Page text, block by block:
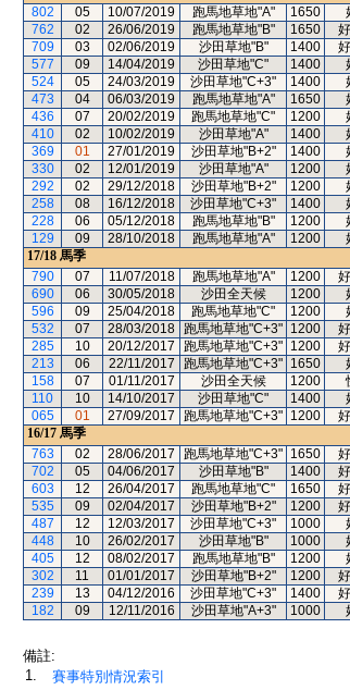
802
05 10/07/2019 跑馬地草地"A" 1650
762
02 26/06/2019 跑馬地草地"B" 1650
709
03 02/06/2019 沙田草地"B" 1400
577
09 14/04/2019 沙田草地"C" 1400
524
05 24/03/2019 沙田草地"C+3" 1400
473
04 06/03/2019 跑馬地草地"A" 1650
436
07 20/02/2019 跑馬地草地"C" 1200
410
02 10/02/2019 沙田草地"A" 1400
369
01 27/01/2019 沙田草地"B+2" 1400
330
02 12/01/2019 沙田草地"A" 1200
292
02 29/12/2018 沙田草地"B+2" 1200
258
08 16/12/2018 沙田草地"C+3" 1400
228
06 05/12/2018 跑馬地草地"B" 1200
129
09 28/10/2018 跑馬地草地"A" 1200
17/18 馬季
790
07 11/07/2018 跑馬地草地"A" 1200
690
06 30/05/2018 沙田全天候 1200
596
09 25/04/2018 跑馬地草地"C" 1200
532
07 28/03/2018 跑馬地草地"C+3" 1200
285
10 20/12/2017 跑馬地草地"C+3" 1200
213
06 22/11/2017 跑馬地草地"C+3" 1650
158
07 01/11/2017 沙田全天候 1200
110
10 14/10/2017 沙田草地"C" 1400
065
01 27/09/2017 跑馬地草地"C+3" 1200
16/17 馬季
763
02 28/06/2017 跑馬地草地"C+3" 1650
702
05 04/06/2017 沙田草地"B" 1400
603
12 26/04/2017 跑馬地草地"C" 1650
535
09 02/04/2017 沙田草地"B+2" 1200
487
12 12/03/2017 沙田草地"C+3" 1000
448
10 26/02/2017 沙田草地"B" 1000
405
12 08/02/2017 跑馬地草地"B" 1200
302
11 01/01/2017 沙田草地"B+2" 1200
239
13 04/12/2016 沙田草地"C+3" 1400
182
09 12/11/2016 沙田草地"A+3" 1000
備註:
1.
賽事特別情況索引